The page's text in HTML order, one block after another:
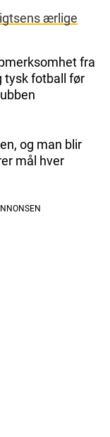
ærlige
fra
tysk fotball før
og man blir
mål hver